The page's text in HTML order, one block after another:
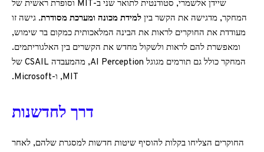
שיידן אלשמרי, סטודנטית לתואר שני ב-MIT וסופרת ראשית של
המחקר, מדגישה את הקשר בין למידת מכונה ומערכת מסודרת. גישה זו
מעודדת את החוקרים לראות את הבינה המלאכותית כמקום בר שימוש,
ומאפשרת להם לראות ולשקול מחדש את הקשרים בין האלגוריתמים.
המחקר כולל גם תורמים מגוגל AI Perception, מהמעבדה CSAIL של
MIT, ו-Microsoft.
דרך לחדשנות
החוקרים הצליחו בקלות להוסיף שיטות חדשות למסגרת שלהם, לאחר